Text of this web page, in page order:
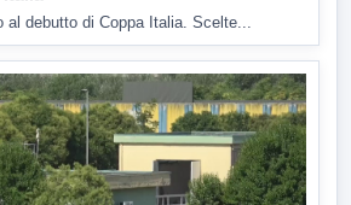
al debutto di Coppa Italia. Scelte...